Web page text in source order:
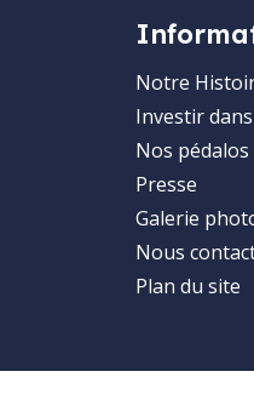
Notre
Investir
Nos pédalos
Presse
Galerie
Nous
Plan du site